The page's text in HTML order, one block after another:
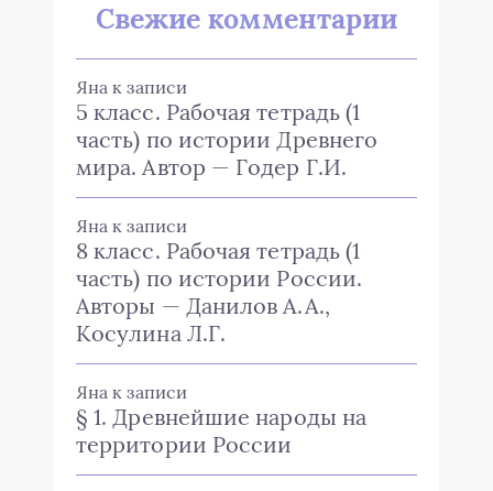
Свежие комментарии
Яна к записи
5 класс. Рабочая тетрадь (1
часть) по истории Древнего
мира. Автор — Годер Г.И.
Яна к записи
8 класс. Рабочая тетрадь (1
часть) по истории России.
Авторы — Данилов А.А.,
Косулина Л.Г.
Яна к записи
§ 1. Древнейшие народы на
территории России